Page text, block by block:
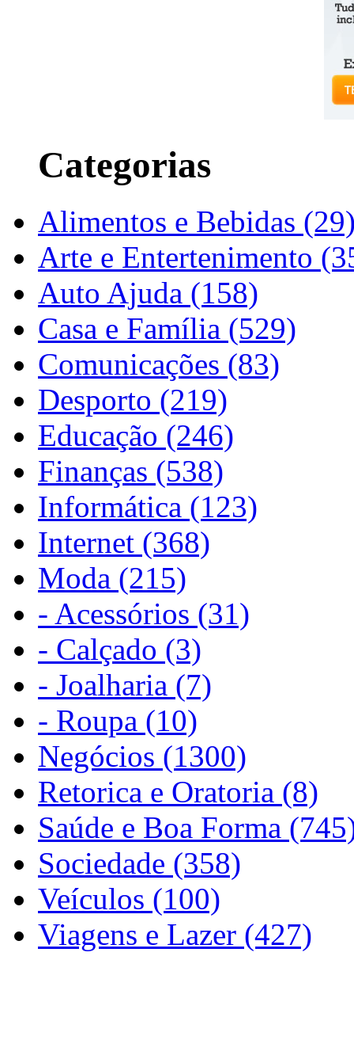
Categorias
Alimentos e Bebidas
Arte e Entertenimento
Auto Ajuda (158)
Casa e Família (529)
Comunicações (83)
Desporto (219)
Educação (246)
Finanças (538)
Informática (123)
Internet (368)
Moda (215)
- Acessórios (31)
- Calçado (3)
- Joalharia (7)
- Roupa (10)
Negócios (1300)
Retorica e Oratoria (8)
Saúde e Boa Forma
Sociedade (358)
Veículos (100)
Viagens e Lazer (427)